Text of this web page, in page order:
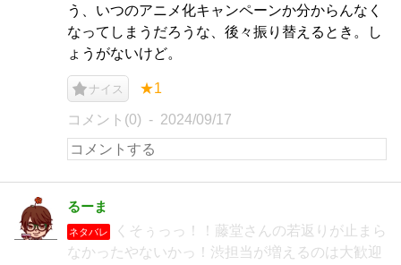
う、いつのアニメ化キャンペーンか分からんなく
なってしまうだろうな、後々振り替えるとき。し
ょうがないけど。
ナイス ★1
コメント(0) 2024/09/17
るーま
ネタバレ
くそぅっっ！！藤堂さんの若返りが止まら
なかったやないかっ！渋担当が増えるのは大歓迎